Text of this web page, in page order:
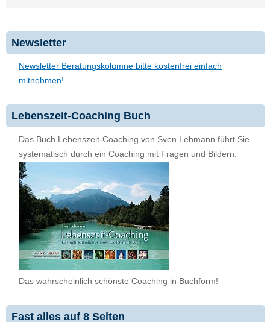
Newsletter
Newsletter Beratungskolumne bitte kostenfrei einfach
mitnehmen!
Lebenszeit-Coaching Buch
Das Buch Lebenszeit-Coaching von Sven Lehmann führt Sie
systematisch durch ein Coaching mit Fragen und Bildern.
Das wahrscheinlich schönste Coaching in Buchform!
Fast alles auf 8 Seiten